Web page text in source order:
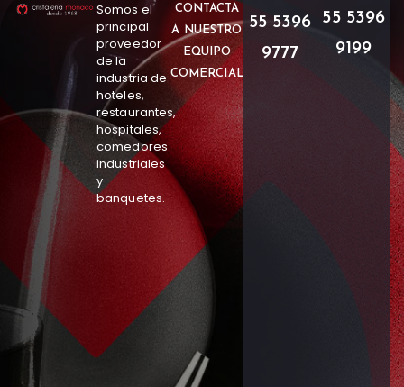
Somos el
principal
proveedor
de la
industria de
hoteles,
restaurantes,
hospitales,
comedores
industriales
y
banquetes.
CONTACTA
A NUESTRO
EQUIPO
COMERCIAL
55 5396
9777
55 5396
9199